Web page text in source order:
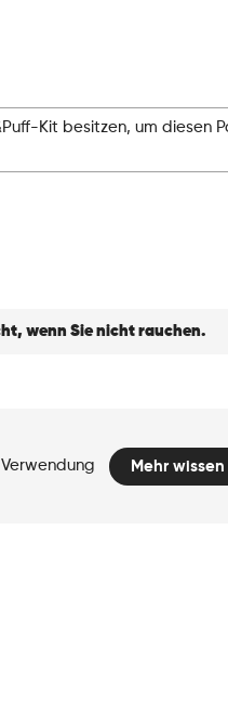
Kit besitzen, um diesen
wenn Sie nicht rauchen.
Mehr wissen